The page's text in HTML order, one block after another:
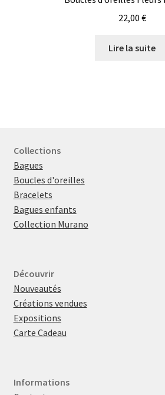
22,00 €
Lire la suite
Collections
Bagues
Boucles d'oreilles
Bracelets
Bagues enfants
Collection Murano
Découvrir
Nouveautés
Créations vendues
Expositions
Carte Cadeau
Informations